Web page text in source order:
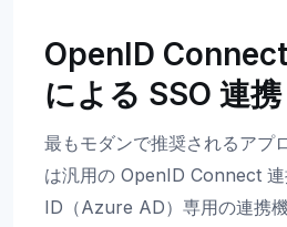
OpenID
による SSO 連携
最もモダンで推奨されるアプ
は汎用の OpenID Connect
ID（Azure AD）専用の連携